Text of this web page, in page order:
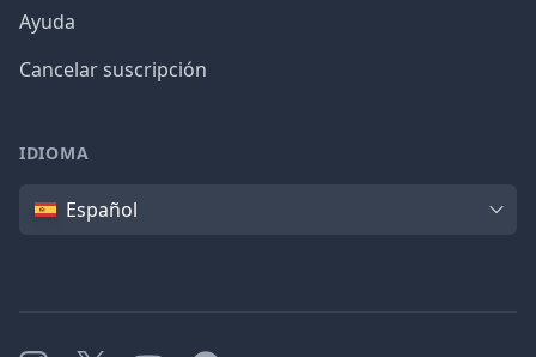
Ayuda
Cancelar suscripción
IDIOMA
IdiomaEspañol